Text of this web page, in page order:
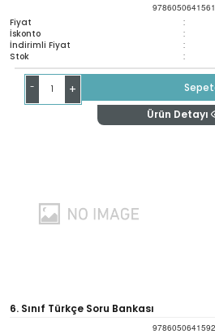
9786050641561
Fiyat :
İskonto :
İndirimli Fiyat :
Stok :
- +
Ürün Detayı
6. Sınıf Türkçe Soru Bankası
9786050641592